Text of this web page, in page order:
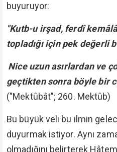
buyuruyor:
"Kutb-u irşad, ferdî
topladığı için pek değerli
Nice uzun asırlardan ve
geçtikten sonra böyle bir
("Mektûbât"; 260. Mektûb)
Bu büyük veli bu ilmin
duyurmak istiyor. Aynı
olmadığını belirterek